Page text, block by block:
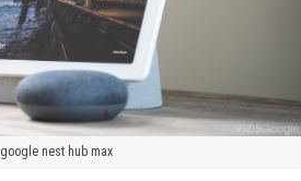
google nest hub max